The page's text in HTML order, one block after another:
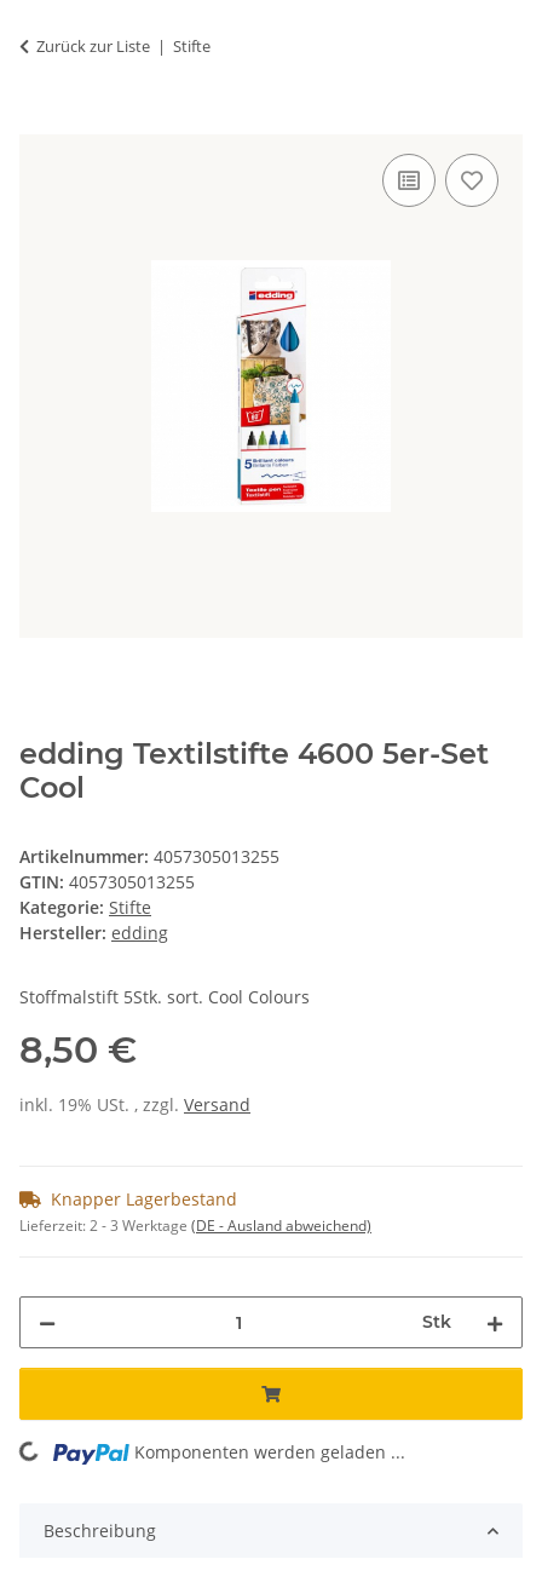
Zurück zur Liste Stifte
edding Textilstifte 4600 5er-Set
Cool
Artikelnummer: 4057305013255
GTIN: 4057305013255
Kategorie: Stifte
Hersteller: edding
Stoffmalstift 5Stk. sort. Cool Colours
8,50 €
inkl. 19% USt. , zzgl. Versand
Knapper Lagerbestand
Lieferzeit:2 - 3 Werktage (DE - Ausland abweichend)
Stk
Komponenten werden geladen ...
Beschreibung